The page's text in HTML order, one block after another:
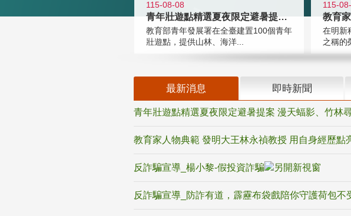
115-08-08
青年壯遊點精選夏夜限定避暑提案 漫
教育部青年發展署在全臺建置100個青年
壯遊點，提供山林、海洋...
115-
在明新
之稱的
最新消息 即時新聞
青年壯遊點精選夏夜限定避暑提案 漫天蝠影、竹林
教育家人物典範 發明大王林永禎教授 用自身經歷點
反詐騙宣導_楊小黎-假投資詐騙
反詐騙宣導_防詐有道，霹靂布袋戲陪你守護荷包不